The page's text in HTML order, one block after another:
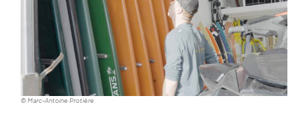
© Marc-Antoine Protière